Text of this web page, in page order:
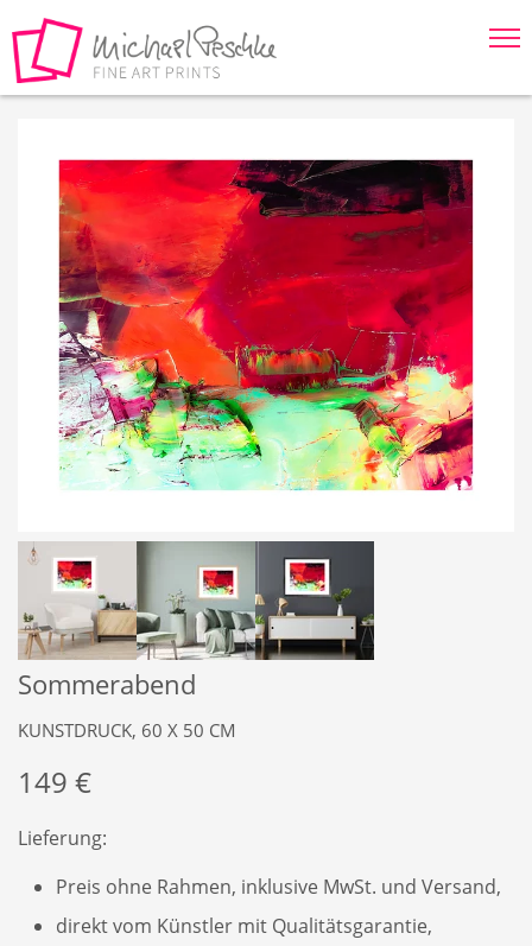
Springe direkt zu:
Inhalt
Fußzeile
Sommerabend
KUNSTDRUCK, 60 X 50 CM
149 €
Lieferung:
Preis ohne Rahmen, inklusive MwSt. und Versand,
direkt vom Künstler mit Qualitätsgarantie,